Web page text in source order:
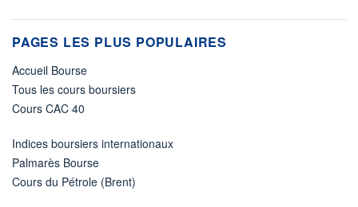
PAGES LES PLUS POPULAIRES
Accueil Bourse
Tous les cours boursiers
Cours CAC 40
Indices boursiers internationaux
Palmarès Bourse
Cours du Pétrole (Brent)